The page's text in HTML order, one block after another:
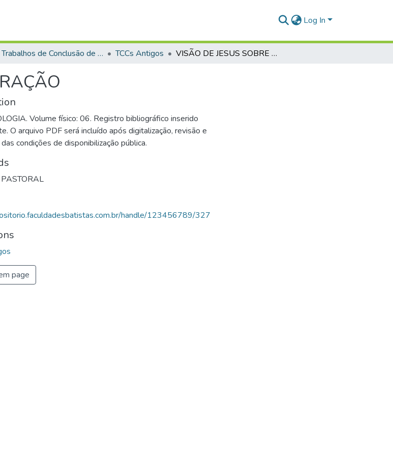
Log In
Trabalhos de Conclusão de Curso (TCC) TCCs Antigos VISÃO DE JESUS SOBRE A ORAÇÃO
Volume físico: 06. Registro bibliográfico inserido
O arquivo PDF será incluído após digitalização, revisão e
condições de disponibilização pública.
PASTORAL
handle/123456789/327
page